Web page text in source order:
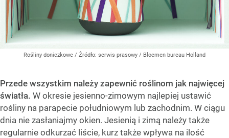
Rośliny doniczkowe / Źródło: serwis prasowy / Bloemen bureau Holland
Przede wszystkim należy zapewnić roślinom jak najwięcej
światła. W okresie jesienno-zimowym najlepiej ustawić
rośliny na parapecie południowym lub zachodnim. W ciągu
dnia nie zasłaniajmy okien. Jesienią i zimą należy także
regularnie odkurzać liście, kurz także wpływa na ilość